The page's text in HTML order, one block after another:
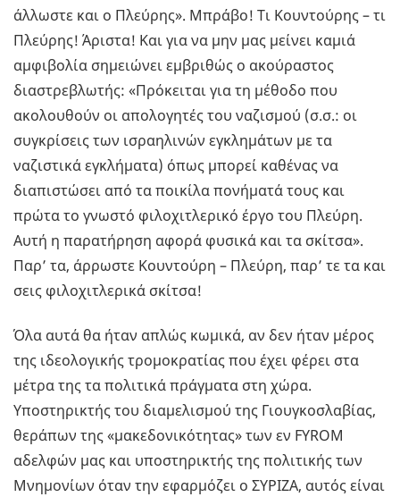
άλλωστε και ο Πλεύρης». Μπράβο! Τι Κουντούρης – τι
Πλεύρης! Άριστα! Και για να μην μας μείνει καμιά
αμφιβολία σημειώνει εμβριθώς ο ακούραστος
διαστρεβλωτής: «Πρόκειται για τη μέθοδο που
ακολουθούν οι απολογητές του ναζισμού (σ.σ.: οι
συγκρίσεις των ισραηλινών εγκλημάτων με τα
ναζιστικά εγκλήματα) όπως μπορεί καθένας να
διαπιστώσει από τα ποικίλα πονήματά τους και
πρώτα το γνωστό φιλοχιτλερικό έργο του Πλεύρη.
Αυτή η παρατήρηση αφορά φυσικά και τα σκίτσα».
Παρ’ τα, άρρωστε Κουντούρη – Πλεύρη, παρ’ τε τα και
σεις φιλοχιτλερικά σκίτσα!
Όλα αυτά θα ήταν απλώς κωμικά, αν δεν ήταν μέρος
της ιδεολογικής τρομοκρατίας που έχει φέρει στα
μέτρα της τα πολιτικά πράγματα στη χώρα.
Υποστηρικτής του διαμελισμού της Γιουγκοσλαβίας,
θεράπων της «μακεδονικότητας» των εν FYROM
αδελφών μας και υποστηρικτής της πολιτικής των
Μνημονίων όταν την εφαρμόζει ο ΣΥΡΙΖΑ, αυτός είναι